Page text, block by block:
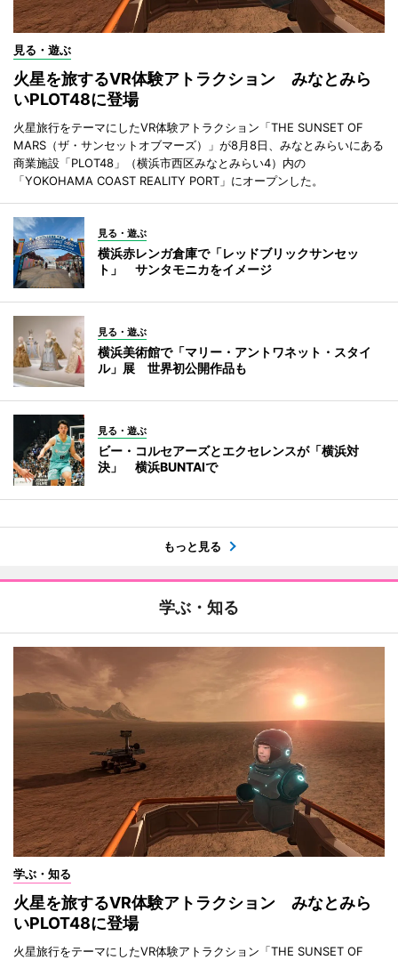
見る・遊ぶ
火星を旅するVR体験アトラクション みなとみら
いPLOT48に登場
火星旅行をテーマにしたVR体験アトラクション「THE SUNSET OF
MARS（ザ・サンセットオブマーズ）」が8月8日、みなとみらいにある
商業施設「PLOT48」（横浜市西区みなとみらい4）内の
「YOKOHAMA COAST REALITY PORT」にオープンした。
見る・遊ぶ
横浜赤レンガ倉庫で「レッドブリックサンセッ
ト」 サンタモニカをイメージ
見る・遊ぶ
横浜美術館で「マリー・アントワネット・スタイ
ル」展 世界初公開作品も
見る・遊ぶ
ビー・コルセアーズとエクセレンスが「横浜対
決」 横浜BUNTAIで
もっと見る
学ぶ・知る
学ぶ・知る
火星を旅するVR体験アトラクション みなとみら
いPLOT48に登場
火星旅行をテーマにしたVR体験アトラクション「THE SUNSET OF